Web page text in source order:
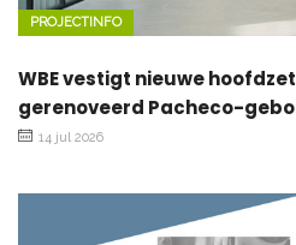
PROJECTINFO
WBE vestigt nieuwe
gerenoveerd Pacheco-
14 jul 2026